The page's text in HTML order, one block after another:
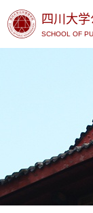
四川大
SCHOOL OF